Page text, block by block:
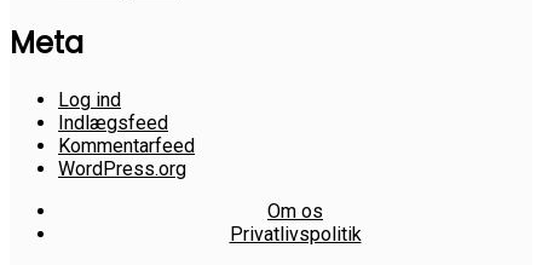
Meta
Log ind
Indlægsfeed
Kommentarfeed
WordPress.org
Om os
Privatlivspolitik